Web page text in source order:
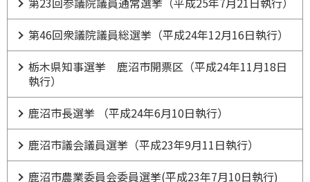
第46回衆議院議員総選挙（平成24年12月16日執行）
栃木県知事選挙 鹿沼市開票区（平成24年11月18日
執行）
鹿沼市長選挙 （平成24年6月10日執行）
鹿沼市議会議員選挙（平成23年9月11日執行）
鹿沼市農業委員会委員選挙(平成23年7月10日執行)